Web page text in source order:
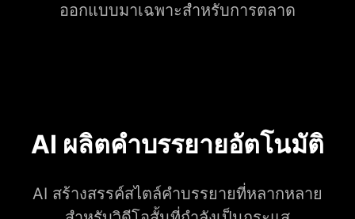
ออกแบบมาเฉพาะสำหรับการตลาด
AI ผลิตคำบรรยายอัตโนมัติ
AI สร้างสรรค์สไตล์คำบรรยายที่หลากหลาย